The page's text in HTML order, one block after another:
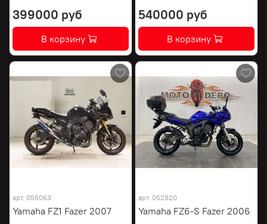
399000 руб
В корзину
540000 руб
В корзину
арт. 056063
Yamaha FZ1 Fazer 2007
арт. 052820
Yamaha FZ6-S Fazer 2006